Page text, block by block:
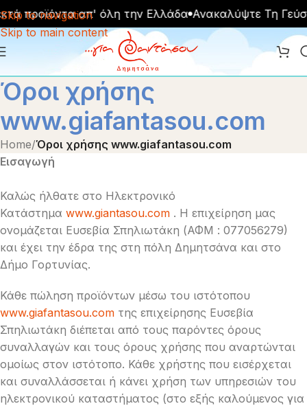
Skip to navigation
Skip to main content
προϊόντα απ' όλη την Ελλάδα Ανακαλύψτε Τη Γεύση
Όροι χρήσης
www.giafantasou.com
Home/Όροι χρήσης www.giafantasou.com
Εισαγωγή
Καλώς ήλθατε στο Ηλεκτρονικό
Κατάστημα www.giantasou.com . Η επιχείρηση μας
ονομάζεται Ευσεβία Σπηλιωτάκη (ΑΦΜ : 077056279)
και έχει την έδρα της στη πόλη Δημητσάνα και στο
Δήμο Γορτυνίας.
Κάθε πώληση προϊόντων μέσω του ιστότοπου
www.giafantasou.com της επιχείρησης Ευσεβία
Σπηλιωτάκη διέπεται από τους παρόντες όρους
συναλλαγών και τους όρους χρήσης που αναρτώνται
ομοίως στον ιστότοπο. Κάθε χρήστης που εισέρχεται
και συναλλάσσεται ή κάνει χρήση των υπηρεσιών του
ηλεκτρονικού καταστήματος (στο εξής καλούμενος για